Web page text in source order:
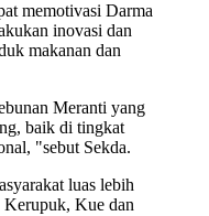
memotivasi Darma
inovasi dan
makanan dan
Meranti yang
baik di tingkat
"sebut Sekda.
luas lebih
Kerupuk, Kue dan